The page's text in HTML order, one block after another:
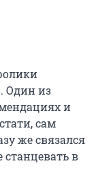
Один из
и
сам
же связался
в